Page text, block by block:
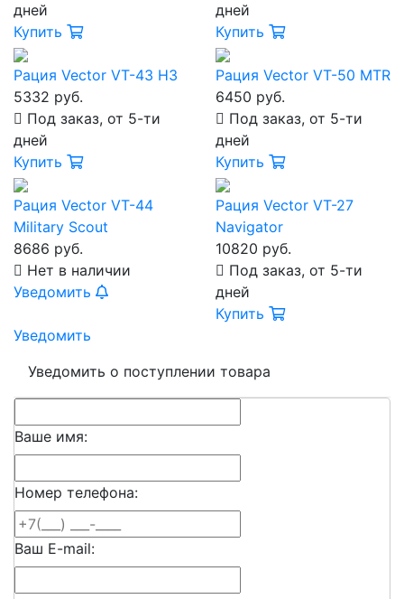
дней
Купить
дней
Купить
Рация Vector VT-43 H3
5332 руб.
Под заказ, от 5-ти
дней
Купить
Рация Vector VT-50 MTR
6450 руб.
Под заказ, от 5-ти
дней
Купить
Рация Vector VT-44
Military Scout
8686 руб.
Нет в наличии
Уведомить
Рация Vector VT-27
Navigator
10820 руб.
Под заказ, от 5-ти
дней
Купить
Уведомить
Уведомить о поступлении товара
Ваше имя:
Номер телефона:
Ваш E-mail: